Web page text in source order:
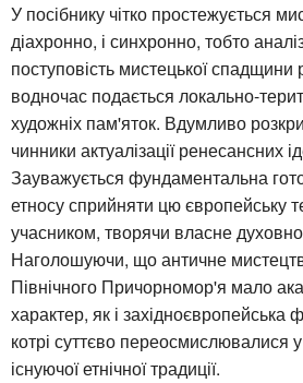
У посібнику чітко простежується
діахронно, і синхронно, тобто
поступовість мистецької спадщини
водночас подається локально-
художніх пам'яток. Вдумливо
чинники актуалізації ренесансних
Зауважується фундаментальна
етносу сприйняти цю європейську
учасником, творячи власне
Наголошуючи, що античне
Північного Причорномор'я мало
характер, як і західноєвропейська
котрі суттєво переосмислювалися
існуючої етнічної традиції.